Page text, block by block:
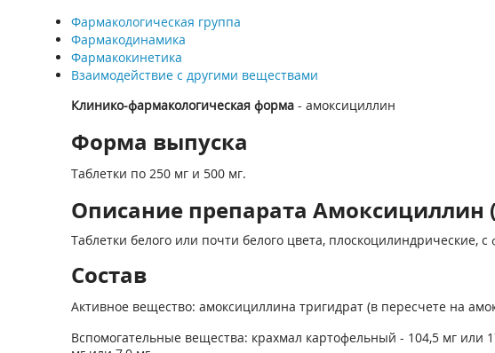
Фармакологическая группа
Фармакодинамика
Фармакокинетика
Взаимодействие с другими веществами
Клинико-фармакологическая форма- амоксициллин
Форма выпуска
Таблетки по 250 мг и 500 мг.
Описание препарата Амоксициллин
Таблетки белого или почти белого цвета, плоскоцилиндрические, с
Состав
Активное вещество: амоксициллина тригидрат (в пересчете на
Вспомогательные вещества: крахмал картофельный - 104,5 мг или